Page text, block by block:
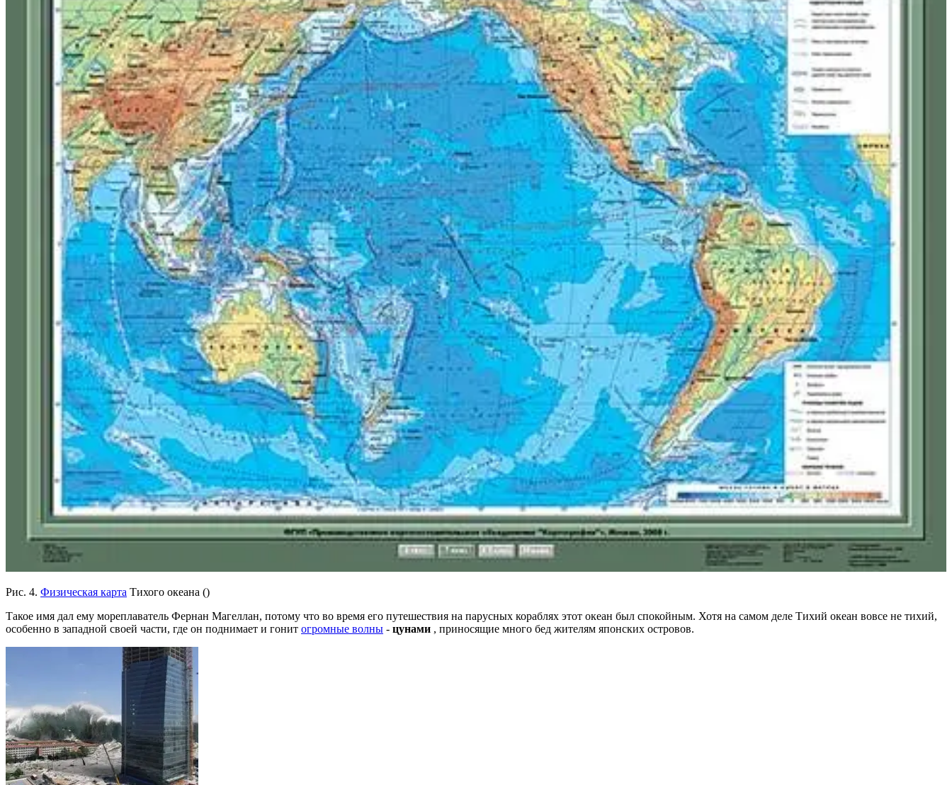
Рис. 4. Физическая карта Тихого океана ()
Такое имя дал ему мореплаватель Фернан Магеллан, потому что во время его путешествия на парусных кораблях этот океан был спокойным. Хотя на самом деле Тихий океан вовсе не тихий,
особенно в западной своей части, где он поднимает и гонит огромные волны - цунами , приносящие много бед жителям японских островов.